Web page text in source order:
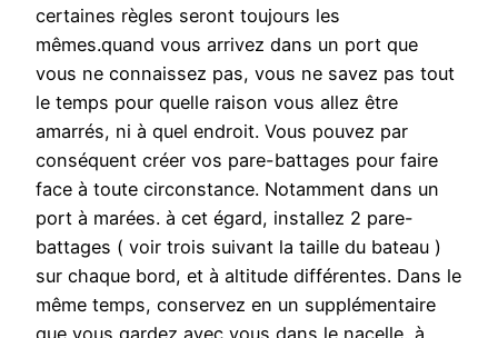
certaines règles seront toujours les
mêmes.quand vous arrivez dans un port que
vous ne connaissez pas, vous ne savez pas tout
le temps pour quelle raison vous allez être
amarrés, ni à quel endroit. Vous pouvez par
conséquent créer vos pare-battages pour faire
face à toute circonstance. Notamment dans un
port à marées. à cet égard, installez 2 pare-
battages ( voir trois suivant la taille du bateau )
sur chaque bord, et à altitude différentes. Dans le
même temps, conservez en un supplémentaire